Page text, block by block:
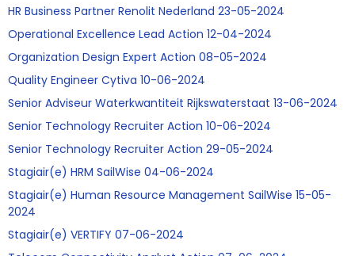
HR Business Partner Renolit Nederland 23-05-2024
Operational Excellence Lead Action 12-04-2024
Organization Design Expert Action 08-05-2024
Quality Engineer Cytiva 10-06-2024
Senior Adviseur Waterkwantiteit Rijkswaterstaat 13-06-2024
Senior Technology Recruiter Action 10-06-2024
Senior Technology Recruiter Action 29-05-2024
Stagiair(e) HRM SailWise 04-06-2024
Stagiair(e) Human Resource Management SailWise 15-05-
2024
Stagiair(e) VERTIFY 07-06-2024